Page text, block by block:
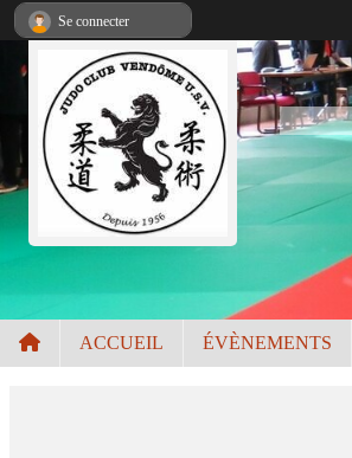
ACCUEIL ÉVÈNEMENTS
Se connecter
Panneau de gestion des cookies